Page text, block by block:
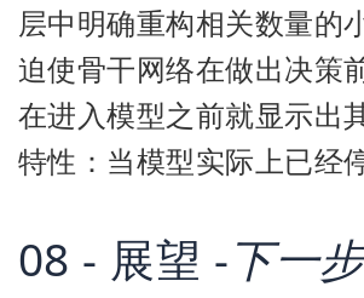
层中明确重构相关数量的
迫使骨干网络在做出决策
在进入模型之前就显示出
特性：当模型实际上已经
08 - 展望 -下一步